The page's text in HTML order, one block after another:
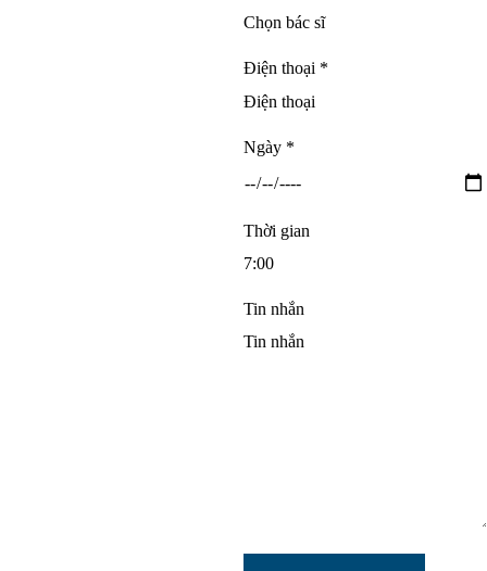
Điện thoại *
Ngày *
Thời gian
Tin nhắn